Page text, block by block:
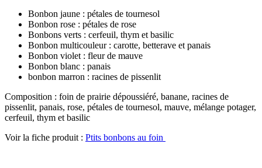
Bonbon jaune : pétales de tournesol
Bonbon rose : pétales de rose
Bonbons verts : cerfeuil, thym et basilic
Bonbon multicouleur : carotte, betterave et panais
Bonbon violet : fleur de mauve
Bonbon blanc : panais
bonbon marron : racines de pissenlit
Composition : foin de prairie dépoussiéré, banane, racines de
pissenlit, panais, rose, pétales de tournesol, mauve, mélange potager,
cerfeuil, thym et basilic
Voir la fiche produit : Ptits bonbons au foin